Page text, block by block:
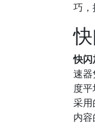
巧，
快闪
速
度
采
内